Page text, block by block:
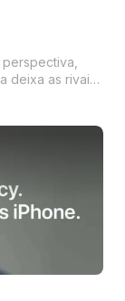
deixa as rivais